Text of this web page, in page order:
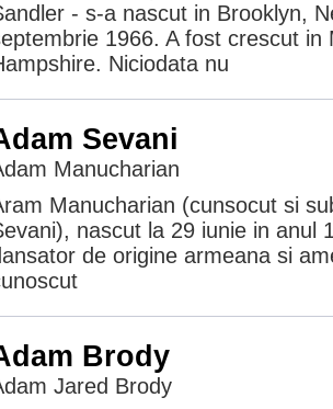
- s-a nascut in Brooklyn,
1966. A fost crescut in
Niciodata nu
Sevani
Manucharian
Manucharian (cunsocut si
nascut la 29 iunie in anul
de origine armeana si
Brody
Jared Brody